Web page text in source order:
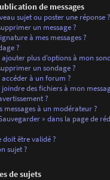
de messages
sujet ou poster une réponse ?
un message ?
à mes messages ?
?
plus d’options à mon
un sondage ?
à un forum ?
des fichiers à mon
?
à un modérateur ?
» dans la page de
doit être validé ?
sujet ?
de sujets